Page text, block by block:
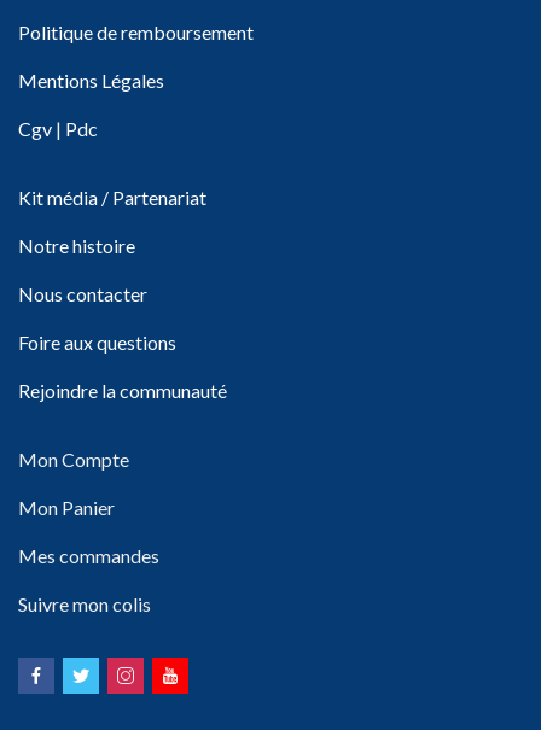
Politique de remboursement
Mentions Légales
Cgv | Pdc
Kit média / Partenariat
Notre histoire
Nous contacter
Foire aux questions
Rejoindre la communauté
Mon Compte
Mon Panier
Mes commandes
Suivre mon colis